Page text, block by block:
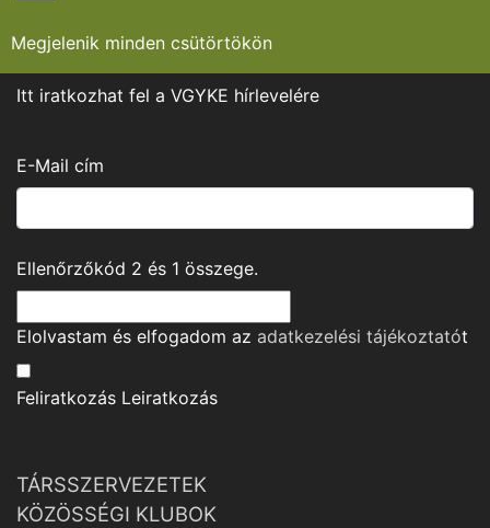
Megjelenik minden csütörtökön
Itt iratkozhat fel a VGYKE hírlevelére
E-Mail cím
Ellenőrzőkód 2 és 1 összege.
Elolvastam és elfogadom az adatkezelési tájékoztatót
Feliratkozás Leiratkozás
TÁRSSZERVEZETEK
KÖZÖSSÉGI KLUBOK